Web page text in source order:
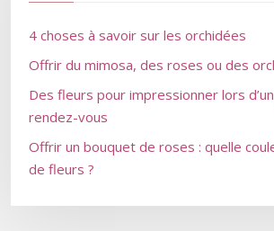
4 choses à savoir sur les orchidées
Offrir du mimosa, des roses ou des
Des fleurs pour impressionner lors
rendez-vous
Offrir un bouquet de roses : quelle
de fleurs ?